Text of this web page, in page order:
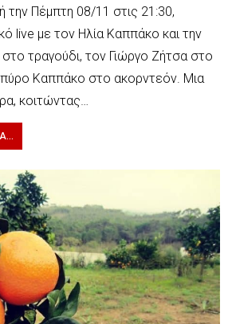
την Πέμπτη 08/11 στις 21:30,
live με τον Ηλία Καππάκο και την
στο τραγούδι, τον Γιώργο Ζήτσα στο
Καππάκο στο ακορντεόν. Μια
κοιτώντας…